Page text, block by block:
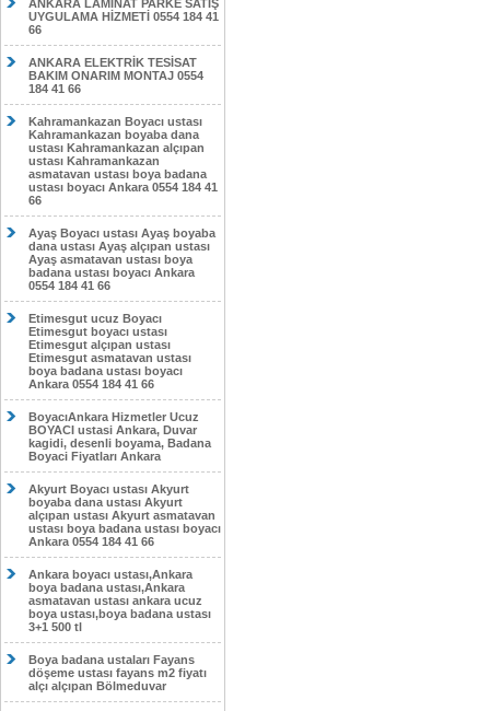
ANKARA LAMİNAT PARKE SATIŞ
UYGULAMA HİZMETİ 0554 184 41
66
ANKARA ELEKTRİK TESİSAT
BAKIM ONARIM MONTAJ 0554
184 41 66
Kahramankazan Boyacı ustası
Kahramankazan boyaba dana
ustası Kahramankazan alçıpan
ustası Kahramankazan
asmatavan ustası boya badana
ustası boyacı Ankara 0554 184 41
66
Ayaş Boyacı ustası Ayaş boyaba
dana ustası Ayaş alçıpan ustası
Ayaş asmatavan ustası boya
badana ustası boyacı Ankara
0554 184 41 66
Etimesgut ucuz Boyacı
Etimesgut boyacı ustası
Etimesgut alçıpan ustası
Etimesgut asmatavan ustası
boya badana ustası boyacı
Ankara 0554 184 41 66
BoyacıAnkara Hizmetler Ucuz
BOYACI ustasi Ankara, Duvar
kagidi, desenli boyama, Badana
Boyaci Fiyatları Ankara
Akyurt Boyacı ustası Akyurt
boyaba dana ustası Akyurt
alçıpan ustası Akyurt asmatavan
ustası boya badana ustası boyacı
Ankara 0554 184 41 66
Ankara boyacı ustası,Ankara
boya badana ustası,Ankara
asmatavan ustası ankara ucuz
boya ustası,boya badana ustası
3+1 500 tl
Boya badana ustaları Fayans
döşeme ustası fayans m2 fiyatı
alçı alçıpan Bölmeduvar